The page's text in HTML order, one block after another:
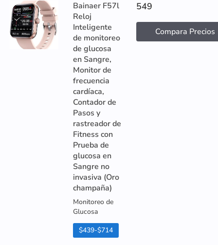
Bainaer F57l
Reloj
Inteligente
de monitoreo
de glucosa
en Sangre,
Monitor de
frecuencia
cardíaca,
Contador de
Pasos y
rastreador de
Fitness con
Prueba de
glucosa en
Sangre no
invasiva (Oro
champaña)
Monitoreo de
Glucosa
$439-$714
549
Compara Precios